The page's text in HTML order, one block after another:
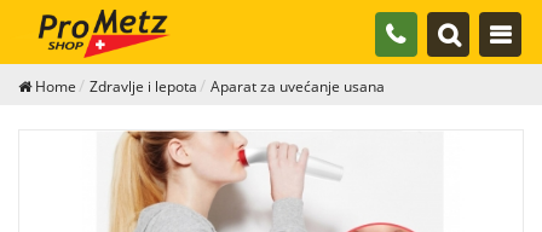
Home Zdravlje i lepota Aparat za uvećanje usana